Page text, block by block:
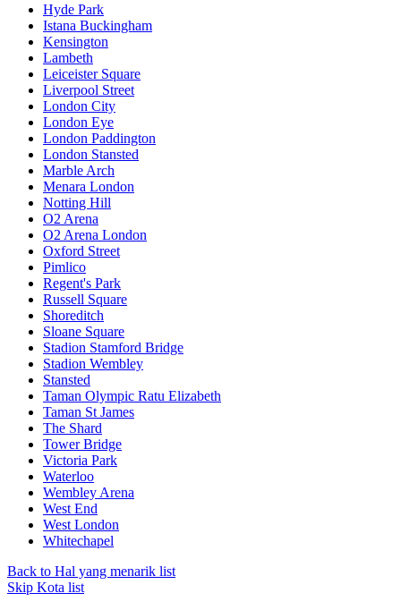
Hyde Park
Istana Buckingham
Kensington
Lambeth
Leiceister Square
Liverpool Street
London City
London Eye
London Paddington
London Stansted
Marble Arch
Menara London
Notting Hill
O2 Arena
O2 Arena London
Oxford Street
Pimlico
Regent's Park
Russell Square
Shoreditch
Sloane Square
Stadion Stamford Bridge
Stadion Wembley
Stansted
Taman Olympic Ratu Elizabeth
Taman St James
The Shard
Tower Bridge
Victoria Park
Waterloo
Wembley Arena
West End
West London
Whitechapel
Back to Hal yang menarik list
Skip Kota list